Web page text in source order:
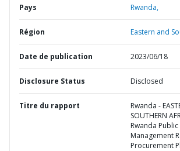
Pays Rwanda,
Région Eastern and
Date de publication 2023/06/18
Disclosure Status Disclosed
Titre du rapport
Rwanda -
SOUTHERN
Rwanda Public
Management
Procurement